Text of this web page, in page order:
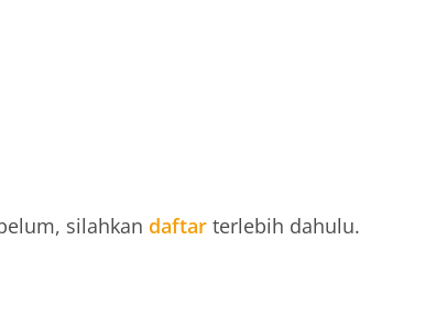
silahkan daftar terlebih dahulu.